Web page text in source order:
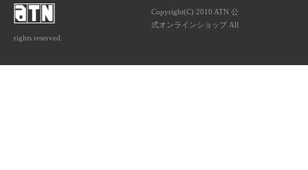
Copyright(C) 2010 ATN 公
式オンラインショップ All
rights reserved.